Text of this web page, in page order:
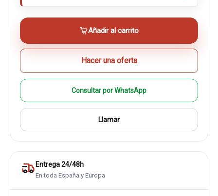
Añadir al carrito
Hacer una oferta
Consultar por WhatsApp
Llamar
Entrega 24/48h
En toda España y Europa